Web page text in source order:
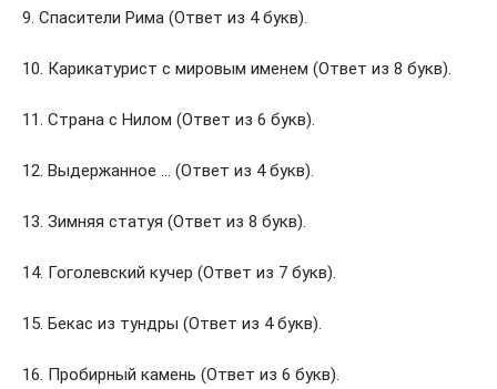
9. Спасители Рима (Ответ из 4 букв).
10. Карикатурист с мировым именем (Ответ из 8 букв).
11. Страна с Нилом (Ответ из 6 букв).
12. Выдержанное … (Ответ из 4 букв).
13. Зимняя статуя (Ответ из 8 букв).
14. Гоголевский кучер (Ответ из 7 букв).
15. Бекас из тундры (Ответ из 4 букв).
16. Пробирный камень (Ответ из 6 букв).